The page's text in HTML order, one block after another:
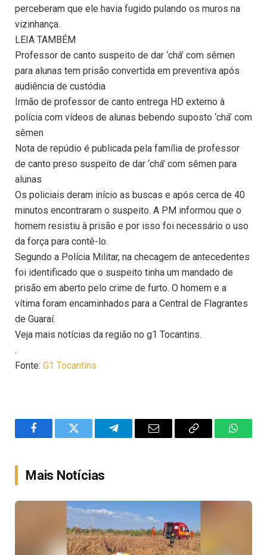
perceberam que ele havia fugido pulando os muros na
vizinhança.
LEIA TAMBÉM
Professor de canto suspeito de dar ‘chá’ com sêmen
para alunas tem prisão convertida em preventiva após
audiência de custódia
Irmão de professor de canto entrega HD externo à
polícia com vídeos de alunas bebendo suposto ‘chá’ com
sêmen
Nota de repúdio é publicada pela família de professor
de canto preso suspeito de dar ‘chá’ com sêmen para
alunas
Os policiais deram início as buscas e após cerca de 40
minutos encontraram o suspeito. A PM informou que o
homem resistiu à prisão e por isso foi necessário o uso
da força para contê-lo.
Segundo a Polícia Militar, na checagem de antecedentes
foi identificado que o suspeito tinha um mandado de
prisão em aberto pelo crime de furto. O homem e a
vítima foram encaminhados para a Central de Flagrantes
de Guaraí.
Veja mais notícias da região no g1 Tocantins.
.
Fonte: G1 Tocantins
FacebookTwitter TelegramEmail
Copy
Mais Notícias